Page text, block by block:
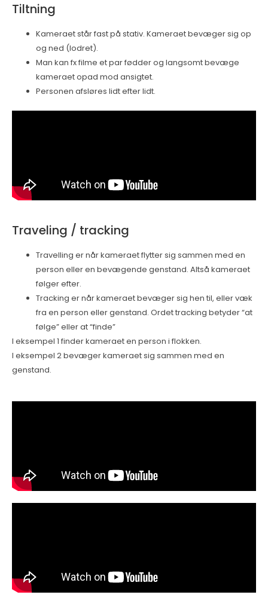
Tiltning
Kameraet står fast på stativ. Kameraet bevæger sig op
og ned (lodret).
Man kan fx filme et par fødder og langsomt bevæge
kameraet opad mod ansigtet.
Personen afsløres lidt efter lidt.
Traveling / tracking
Travelling er når kameraet flytter sig sammen med en
person eller en bevægende genstand. Altså kameraet
følger efter.
Tracking er når kameraet bevæger sig hen til, eller væk
fra en person eller genstand. Ordet tracking betyder “at
følge” eller at “finde”
I eksempel 1 finder kameraet en person i flokken.
I eksempel 2 bevæger kameraet sig sammen med en
genstand.